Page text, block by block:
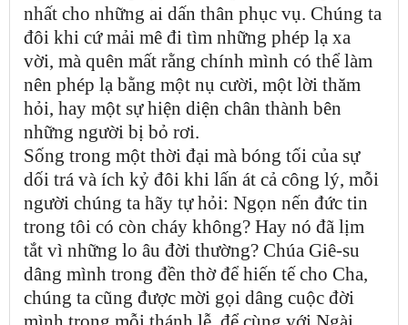
nhất cho những ai dấn thân phục vụ. Chúng ta
đôi khi cứ mải mê đi tìm những phép lạ xa
vời, mà quên mất rằng chính mình có thể làm
nên phép lạ bằng một nụ cười, một lời thăm
hỏi, hay một sự hiện diện chân thành bên
những người bị bỏ rơi.
Sống trong một thời đại mà bóng tối của sự
dối trá và ích kỷ đôi khi lấn át cả công lý, mỗi
người chúng ta hãy tự hỏi: Ngọn nến đức tin
trong tôi có còn cháy không? Hay nó đã lịm
tắt vì những lo âu đời thường? Chúa Giê-su
dâng mình trong đền thờ để hiến tế cho Cha,
chúng ta cũng được mời gọi dâng cuộc đời